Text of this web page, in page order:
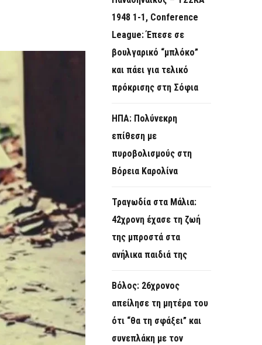
1948 1-1, Conference
League: Έπεσε σε
βουλγαρικό “μπλόκο”
και πάει για τελικό
πρόκρισης στη Σόφια
ΗΠΑ: Πολύνεκρη
επίθεση με
πυροβολισμούς στη
Βόρεια Καρολίνα
Τραγωδία στα Μάλια:
42χρονη έχασε τη ζωή
της μπροστά στα
ανήλικα παιδιά της
Βόλος: 26χρονος
απείλησε τη μητέρα του
ότι “θα τη σφάξει” και
συνεπλάκη με τον